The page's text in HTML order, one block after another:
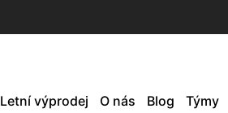
Letní výprodej O nás Blog Týmy